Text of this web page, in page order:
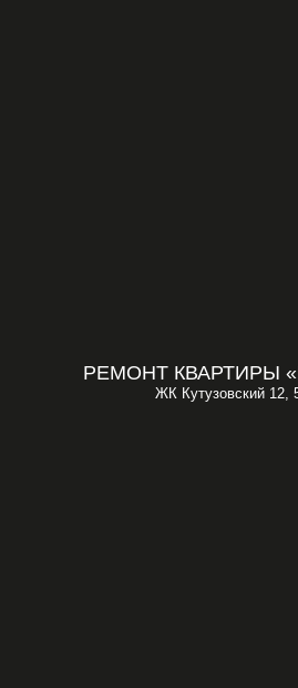
РЕМОНТ КВАРТИРЫ
ЖК Кутузовский 12,